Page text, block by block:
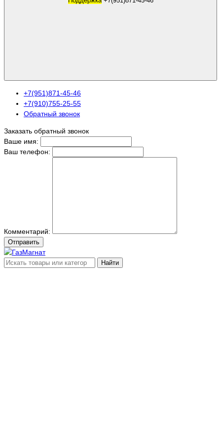
+7(951)871-45-46
+7(910)755-25-55
Обратный звонок
Заказать обратный звонок
Ваше имя:
Ваш телефон:
Комментарий:
Отправить
Найти